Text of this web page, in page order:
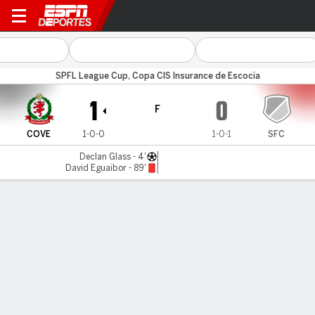
Cove Rangers v Spartans
SPFL League Cup, Copa CIS Insurance de Escocia
COVE
1
1-0-0
F
SFC
0
1-0-1
Declan Glass - 4'
David Eguaibor - 89'